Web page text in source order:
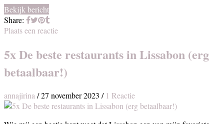
Bekijk bericht
Share:
Plaats een reactie
5x De beste restaurants in Lissabon (erg
betaalbaar!)
annajirina/27 november 2023 / 1 Reactie